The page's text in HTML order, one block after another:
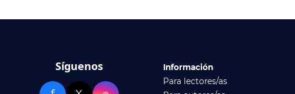
Síguenos
Información
Para lectores/as